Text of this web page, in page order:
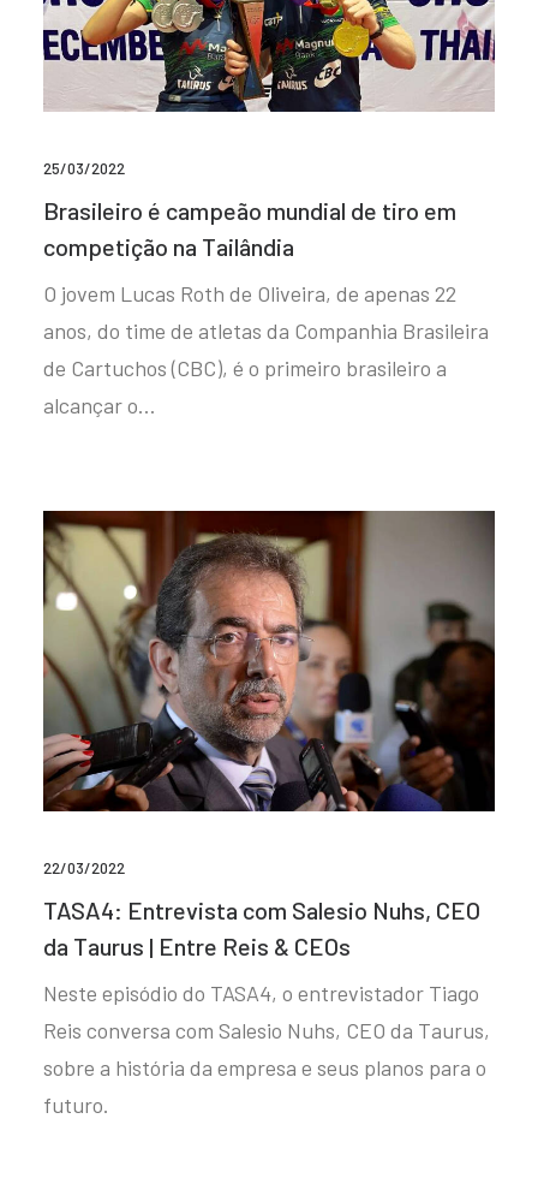
25/03/2022
Brasileiro é campeão mundial de tiro em
competição na Tailândia
O jovem Lucas Roth de Oliveira, de apenas 22
anos, do time de atletas da Companhia Brasileira
de Cartuchos (CBC), é o primeiro brasileiro a
alcançar o…
22/03/2022
TASA4: Entrevista com Salesio Nuhs, CEO
da Taurus | Entre Reis & CEOs
Neste episódio do TASA4, o entrevistador Tiago
Reis conversa com Salesio Nuhs, CEO da Taurus,
sobre a história da empresa e seus planos para o
futuro.